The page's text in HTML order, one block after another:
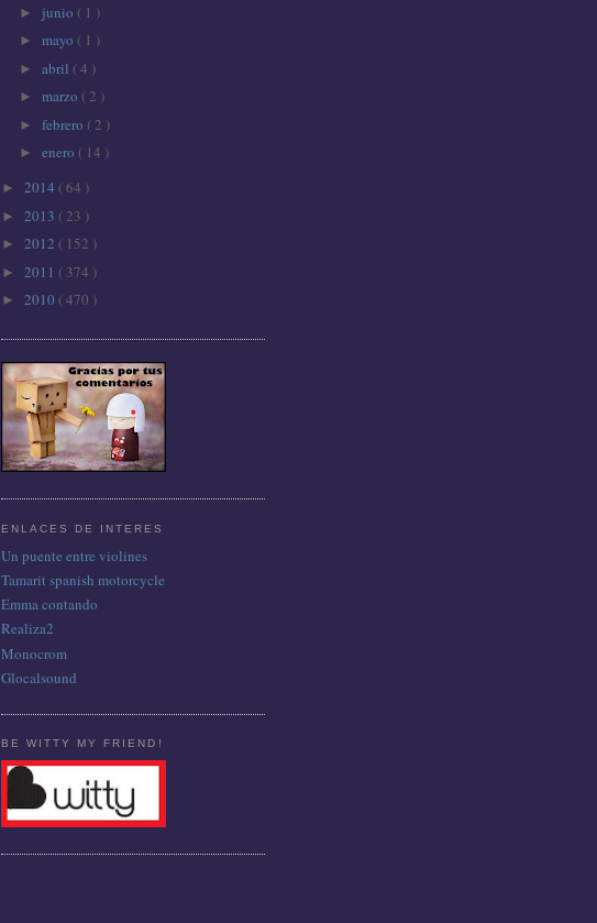
► junio ( 1 )
► mayo ( 1 )
► abril ( 4 )
► marzo ( 2 )
► febrero ( 2 )
► enero ( 14 )
► 2014 ( 64 )
► 2013 ( 23 )
► 2012 ( 152 )
► 2011 ( 374 )
► 2010 ( 470 )
ENLACES DE INTERES
Un puente entre violines
Tamarit spanish motorcycle
Emma contando
Realiza2
Monocrom
Glocalsound
BE WITTY MY FRIEND!